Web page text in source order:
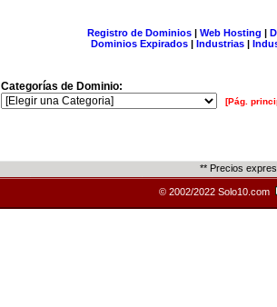
Registro de Dominios| Web Hosting |
Dominios Expirados | Industrias |
Categorías de Dominio:
[Pág.
** Precios
© 2002/2022 Solo10.com